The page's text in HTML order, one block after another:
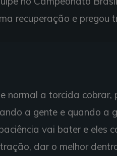
recuperação e pregou
normal a torcida cobrar,
a gente e quando a
vai bater e eles
dar o melhor